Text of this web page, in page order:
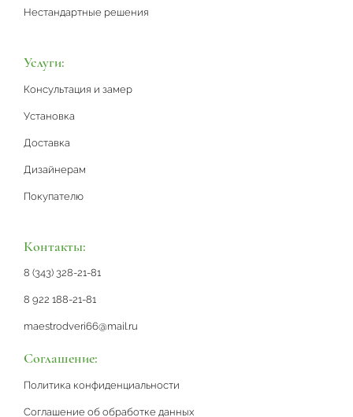
Нестандартные решения
Услуги:
Консультация и замер
Установка
Доставка
Дизайнерам
Покупателю
Контакты:
8 (343) 328-21-81
8 922 188-21-81
maestrodveri66@mail.ru
Соглашение:
Политика конфиденциальности
Соглашение об обработке данных